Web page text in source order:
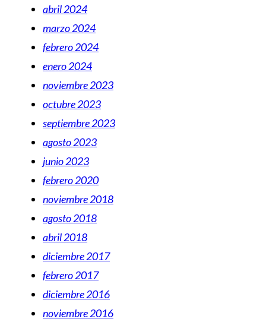
abril 2024
marzo 2024
febrero 2024
enero 2024
noviembre 2023
octubre 2023
septiembre 2023
agosto 2023
junio 2023
febrero 2020
noviembre 2018
agosto 2018
abril 2018
diciembre 2017
febrero 2017
diciembre 2016
noviembre 2016